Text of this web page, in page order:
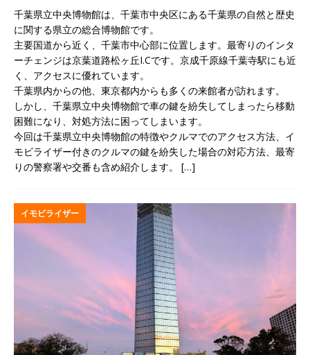
千葉県立中央博物館は、千葉市中央区にある千葉県の自然と歴史
に関する県立の総合博物館です。
主要国道から近く、千葉市中心部に位置します。最寄りのインタ
ーチェンジは京葉道路松ヶ丘I.Cです。京成千原線千葉寺駅にも近
く、アクセスに優れています。
千葉県内からの他、東京都内からも多くの来館者が訪れます。
しかし、千葉県立中央博物館で車の鍵を紛失してしまったら移動
困難になり、対処方法に困ってしまいます。
今回は千葉県立中央博物館の特徴やクルマでのアクセス方法、イ
モビライザー付きのクルマの鍵を紛失した場合の対応方法、最寄
りの警察署や交番も含め紹介します。 […]
イモビライザー